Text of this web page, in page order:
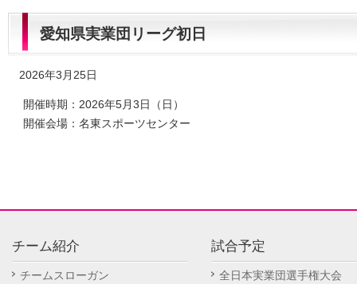
愛知県実業団リーグ初日
2026年3月25日
開催時期：2026年5月3日（日）
開催会場：名東スポーツセンター
チーム紹介
チームスローガン
試合予定
全日本実業団選手権大会